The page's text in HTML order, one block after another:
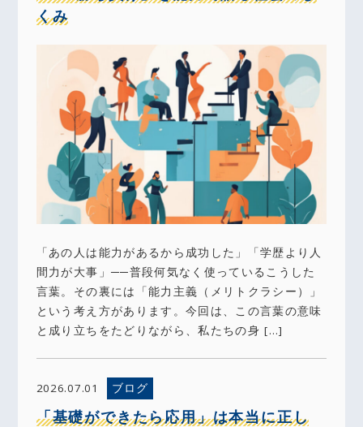
くみ
「あの人は能力があるから成功した」「学歴より人
間力が大事」──普段何気なく使っているこうした
言葉。その裏には「能力主義（メリトクラシー）」
という考え方があります。今回は、この言葉の意味
と成り立ちをたどりながら、私たちの身 […]
2026.07.01 ブログ
「基礎ができたら応用」は本当に正し